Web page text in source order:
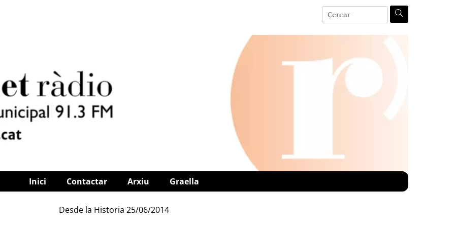
Inici Contactar Arxiu Graella
Desde la Historia 25/06/2014